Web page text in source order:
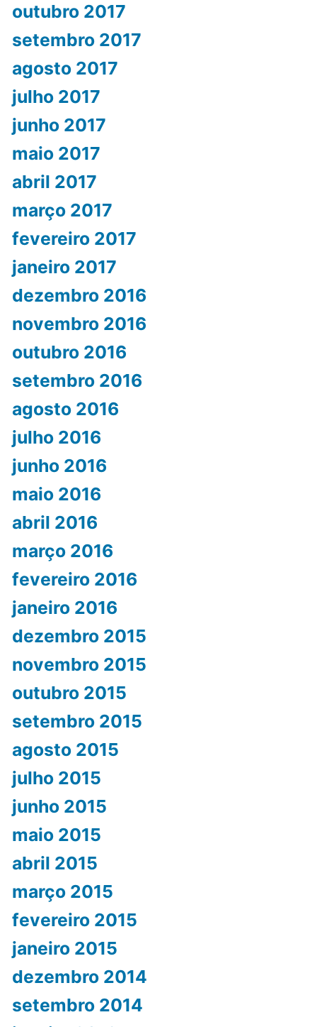
outubro 2017
setembro 2017
agosto 2017
julho 2017
junho 2017
maio 2017
abril 2017
março 2017
fevereiro 2017
janeiro 2017
dezembro 2016
novembro 2016
outubro 2016
setembro 2016
agosto 2016
julho 2016
junho 2016
maio 2016
abril 2016
março 2016
fevereiro 2016
janeiro 2016
dezembro 2015
novembro 2015
outubro 2015
setembro 2015
agosto 2015
julho 2015
junho 2015
maio 2015
abril 2015
março 2015
fevereiro 2015
janeiro 2015
dezembro 2014
setembro 2014